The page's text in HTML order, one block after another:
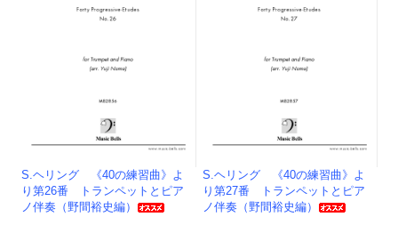
S.ヘリング 《40の練習曲》よ
り第26番 トランペットとピア
ノ伴奏（野間裕史編）
S.ヘリング 《40の練習曲》よ
り第27番 トランペットとピア
ノ伴奏（野間裕史編）